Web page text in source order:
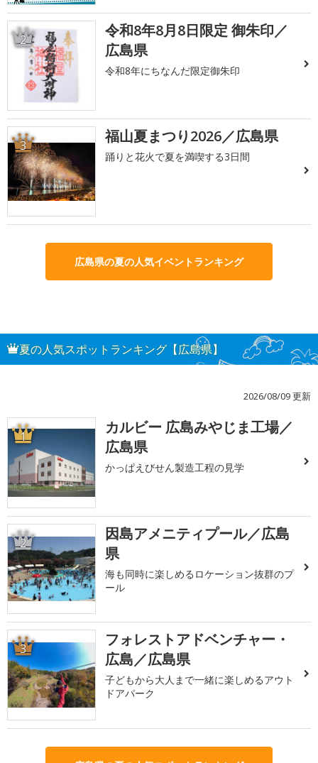
2
令和8年8月8日限定 御朱印／
広島県
令和8年にちなんだ限定御朱印
3 福山夏まつり2026／広島県
踊りと花火で夏を満喫する3日間
広島県の夏の人気イベントランキング
夏の人気スポットランキング【広島県】
2026/08/09 更新
1
カルビー 広島みやじま工場／
広島県
かっぱえびせん製造工程の見学
2
因島アメニティプール／広島
県
海も同時に楽しめるロケーション抜群のプ
ール
3
フォレストアドベンチャー・
広島／広島県
子どもから大人まで一緒に楽しめるアウト
ドアパーク